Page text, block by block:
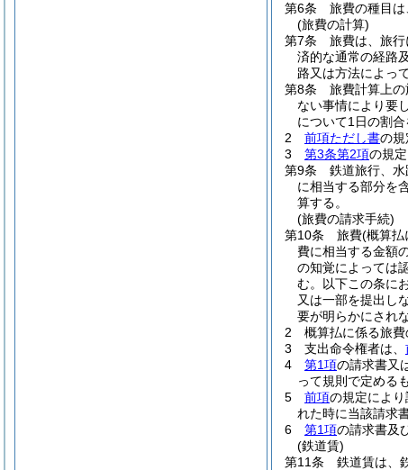
第6条
旅費の種目
(旅費の計算)
第7条
旅費は、旅
済的な通常の経路
路又は方法によっ
第8条
旅費計算上の
ない事情により要
について1日の割
2
前項ただし書の規
3
第3条第2項の規
第9条
鉄道旅行、
に相当する部分を
算する。
(旅費の請求手続)
第10条
旅費(概算払
費に相当する金額
の知覚によっては
む。以下この条に
又は一部を提出し
要が明らかにされ
2
概算払に係る旅
3
支出命令権者は、
4
第1項の請求書又
って規則で定める
5
前項の規定によ
れた時に当該請求
6
第1項の請求書及
(鉄道賃)
第11条
鉄道賃は、